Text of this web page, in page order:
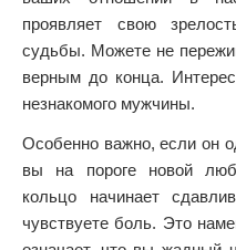
проявляет свою
судьбы. Можете не
верным до конца.
незнакомого мужчины.
Особенно важно, если он
вы на пороге новой
кольцо начинает
чувствуете боль. Это